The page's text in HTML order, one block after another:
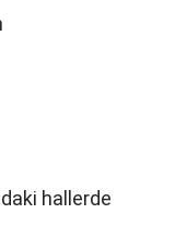
hallerde